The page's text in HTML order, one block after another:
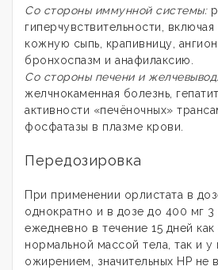
Со стороны иммунной системы:
гиперчувствительности, включая
кожную сыпь, крапивницу,
бронхоспазм и анафилаксию.
Со стороны печени и
желчнокаменная болезнь,
активности «печёночных»
фосфатазы в плазме крови.
Передозировка
При применении орлистата в
однократно и в дозе до 400 мг 3
ежедневно в течение 15 дней как
нормальной массой тела, так и у
ожирением, значительных НР не